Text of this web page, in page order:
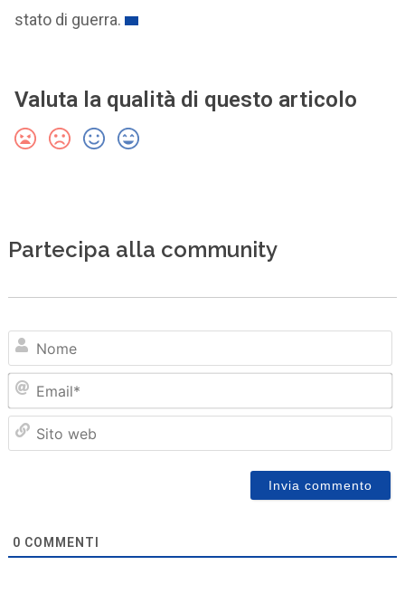
stato di guerra.
Valuta la qualità di questo articolo
Partecipa alla community
0 COMMENTI